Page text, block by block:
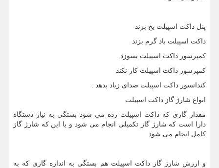
پنل داکت اسپیلت یخ بزند
داکت اسپیلت باد گرم بزند
کمپرسور داکت اسپیلت بسوزد
کمپرسور داکت اسپیلت کار نکند
کندانسور داکت اسپیلت صدای زیاد بدهد .
انواع شارژ گاز داکت اسپیلت
مقدار گازی که داکت اسپیلت زده می شود بستگی به نیاز دستگاه
دارا است که شارژ گاز تکمیلی انجام می شود و یا این که شارژ گاز
کامل انجام می شود
و ارزش شارژ گاز داکت اسپیلت هم بستگی به اندازه گازی که به